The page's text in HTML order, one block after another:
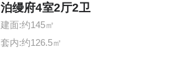
泊缦府4室2厅2卫
建面:约145㎡
套内:约126.5㎡